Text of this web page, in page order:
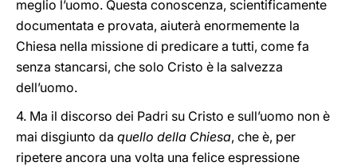
meglio l’uomo. Questa conoscenza, scientificamente
documentata e provata, aiuterà enormemente la
Chiesa nella missione di predicare a tutti, come fa
senza stancarsi, che solo Cristo è la salvezza
dell’uomo.
4. Ma il discorso dei Padri su Cristo e sull’uomo non è
mai disgiunto da quello della Chiesa, che è, per
ripetere ancora una volta una felice espressione